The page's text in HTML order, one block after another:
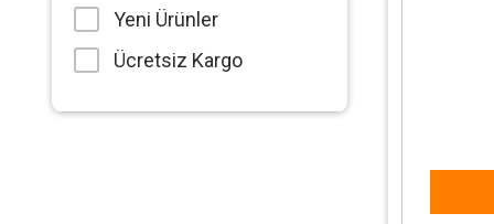
Yeni Ürünler
Ücretsiz Kargo